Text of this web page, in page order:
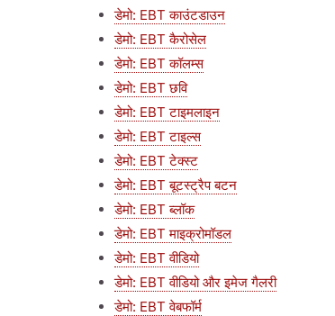
डेमो: EBT काउंटडाउन
डेमो: EBT कैरोसेल
डेमो: EBT कॉलम्स
डेमो: EBT छवि
डेमो: EBT टाइमलाइन
डेमो: EBT टाइल्स
डेमो: EBT टेक्स्ट
डेमो: EBT बूटस्ट्रैप बटन
डेमो: EBT ब्लॉक
डेमो: EBT माइक्रोमॉडल
डेमो: EBT वीडियो
डेमो: EBT वीडियो और इमेज गैलरी
डेमो: EBT वेबफॉर्म